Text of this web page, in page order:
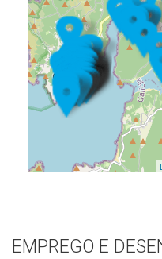
EMPREGO E